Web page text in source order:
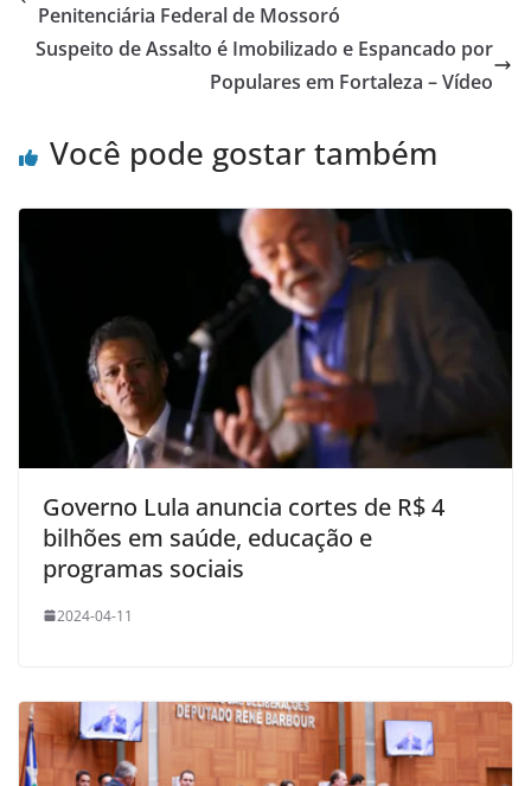
Penitenciária Federal de Mossoró
Suspeito de Assalto é Imobilizado e Espancado por
Populares em Fortaleza – Vídeo
Você pode gostar também
Governo Lula anuncia cortes de R$ 4
bilhões em saúde, educação e
programas sociais
2024-04-11